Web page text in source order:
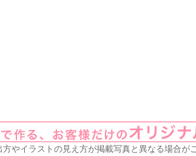
やイラストの見え方が掲載写真と異なる場合が